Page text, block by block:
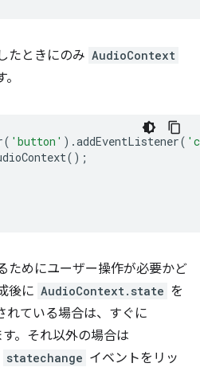
たときにのみ AudioContext
( 'button' ).addEventListener(
();
ためにユーザー操作が必要かど
後に AudioContext.state を
れている場合は、すぐに
。それ以外の場合は
statechange イベントをリッ